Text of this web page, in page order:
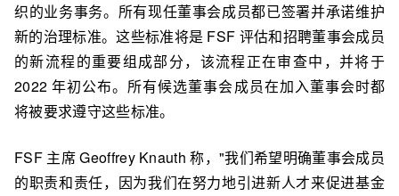
织的业务事务。所有现任董事会成员都已签署并承诺维护
新的治理标准。这些标准将是 FSF 评估和招聘董事会成员
的新流程的重要组成部分，该流程正在审查中，并将于
2022 年初公布。所有候选董事会成员在加入董事会时都
将被要求遵守这些标准。
FSF 主席 Geoffrey Knauth 称，"我们希望明确董事会成员
的职责和责任，因为我们在努力地引进新人才来促进基金